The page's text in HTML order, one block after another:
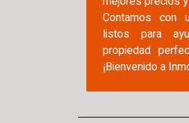
Contamos con
listos para
propiedad
¡Bienvenido a